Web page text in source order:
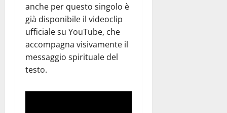
anche per questo singolo è
già disponibile il videoclip
ufficiale su YouTube, che
accompagna visivamente il
messaggio spirituale del
testo.